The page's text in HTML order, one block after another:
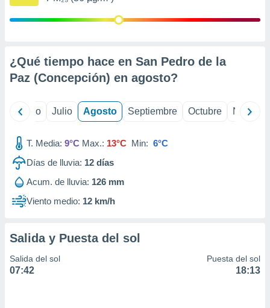
mediante
de
1199
¿Qué tiempo hace en San Pedro de la
Paz (Concepción) en agosto?
Junio Julio Agosto Septiembre Octubre
T. Media: 9°C Max.: 13°C Min: 6°C
Días de lluvia: 12 días
Acum. de lluvia: 126 mm
Viento medio: 12 km/h
Salida y Puesta del sol
Salida del sol
07:42
Puesta del sol
18:13